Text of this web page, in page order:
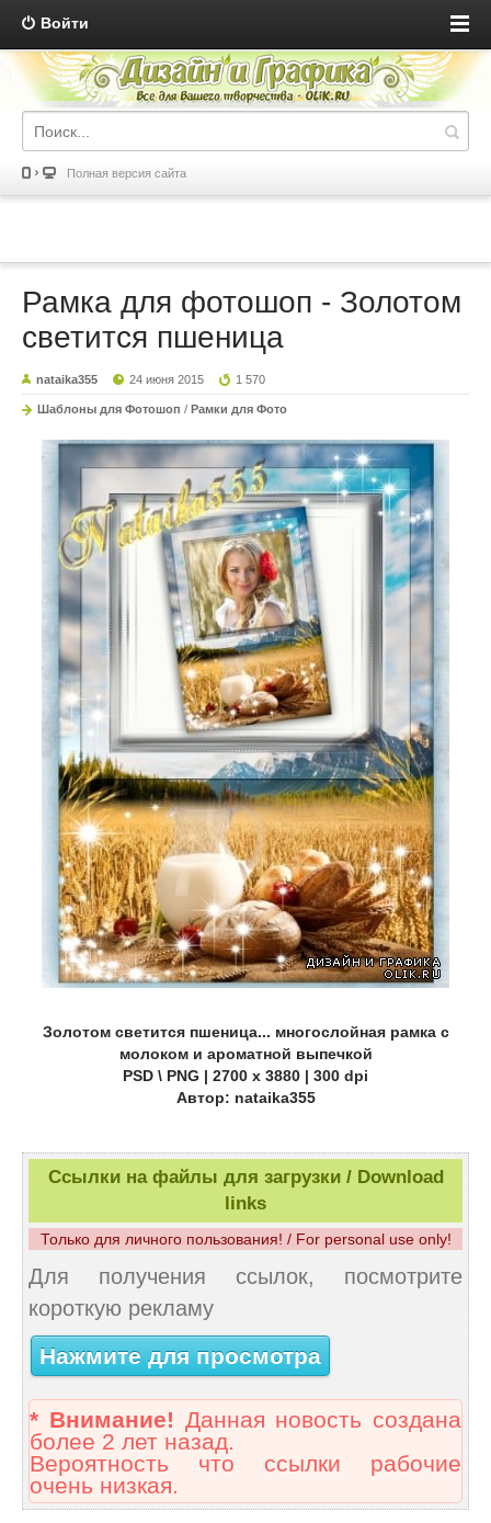
Войти
Полная версия сайта
Рамка для фотошоп - Золотом
светится пшеница
nataika355 24 июня 2015 1 570
Шаблоны для Фотошоп / Рамки для Фото
Золотом светится пшеница... многослойная рамка с
молоком и ароматной выпечкой
PSD \ PNG | 2700 x 3880 | 300 dpi
Автор: nataika355
Ссылки на файлы для загрузки / Download
links
Только для личного пользования! / For personal use only!
Для получения ссылок, посмотрите
короткую рекламу
Нажмите для просмотра
* Внимание! Данная новость создана
более 2 лет назад.
Вероятность что ссылки рабочие
очень низкая.